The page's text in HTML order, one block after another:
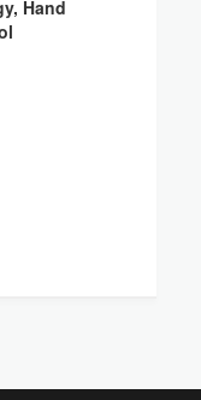
Hand